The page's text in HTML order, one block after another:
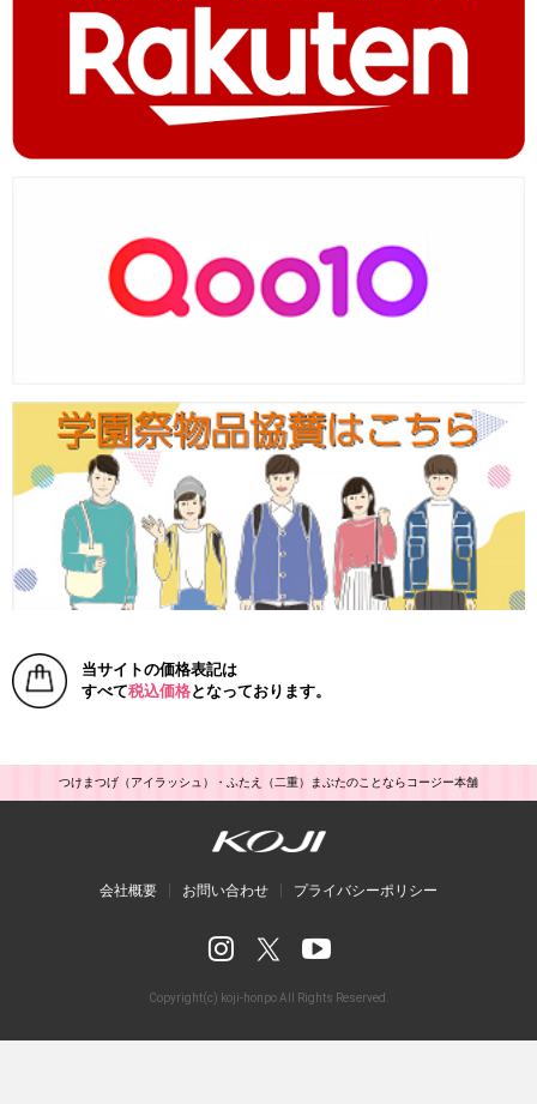
当サイトの価格表記は
すべて税込価格となっております。
つけまつげ（アイラッシュ）・ふたえ（二重）まぶたのことならコージー本舗
会社概要 お問い合わせ プライバシーポリシー
Copyright(c) koji-honpo All Rights Reserved.